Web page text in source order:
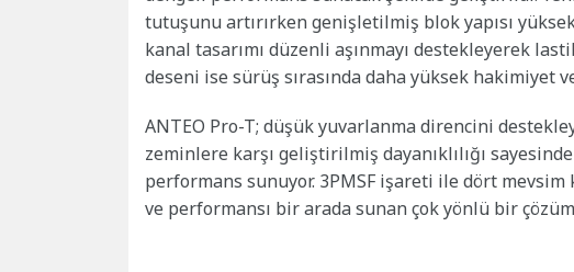
tutuşunu artırırken genişletilmiş blok yapısı
kanal tasarımı düzenli aşınmayı destekleyerek
deseni ise sürüş sırasında daha yüksek hakimiyet
ANTEO Pro-T; düşük yuvarlanma direncini
zeminlere karşı geliştirilmiş dayanıklılığı
performans sunuyor. 3PMSF işareti ile dört
ve performansı bir arada sunan çok yönlü bir çözüm